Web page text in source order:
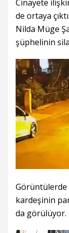
Cinayete
de ortaya
Nilda Müge
şüphelinin
Görüntülerde
kardeşinin
da görülüyor.